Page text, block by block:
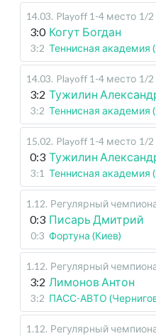
14.03. Playoff 1-4 место 1/2
3:0 Когут Богдан
3:2 Теннисная академия
14.03. Playoff 1-4 место 1/2
3:2 Тужилин
3:2 Теннисная академия
15.02. Playoff 1-4 место 1/
0:3 Тужилин
3:1 Теннисная академия
1.12. Регулярный
0:3 Писарь Дмитрий
0:3 Фортуна (Киев)
1.12. Регулярный
3:2 Лимонов Антон
3:2 ПАСС-АВТО
1.12. Регулярный